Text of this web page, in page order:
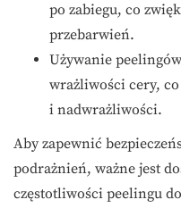
po zabiegu, co
przebarwień.
Używanie
wrażliwości cery,
i nadwrażliwości.
Aby zapewnić
podrażnień, ważne jest
częstotliwości peelingu